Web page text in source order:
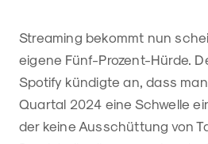
Streaming bekommt nun
eigene Fünf-Prozent-Hürde.
Spotify kündigte an, dass
Quartal 2024 eine Schwelle
der keine Ausschüttung von